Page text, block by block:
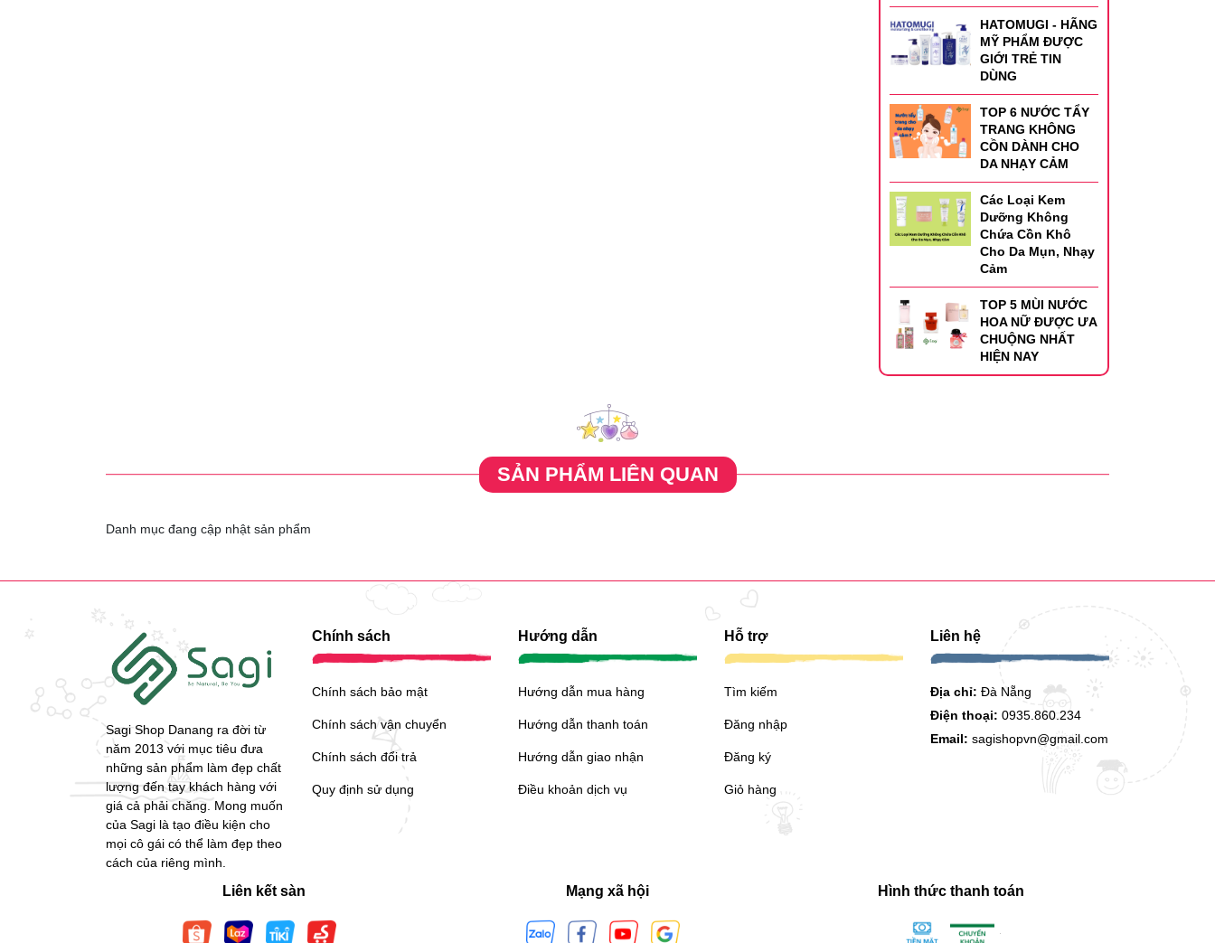
HATOMUGI - HÃNG
MỸ PHẨM ĐƯỢC
GIỚI TRẺ TIN
DÙNG
TOP 6 NƯỚC TẨY
TRANG KHÔNG
CỒN DÀNH CHO
DA NHẠY CẢM
Các Loại Kem
Dưỡng Không
Chứa Cồn Khô
Cho Da Mụn, Nhạy
Cảm
TOP 5 MÙI NƯỚC
HOA NỮ ĐƯỢC ƯA
CHUỘNG NHẤT
HIỆN NAY
SẢN PHẨM LIÊN QUAN
Danh mục đang cập nhật sản phẩm
Sagi Shop Danang ra đời từ
năm 2013 với mục tiêu đưa
những sản phẩm làm đẹp chất
lượng đến tay khách hàng với
giá cả phải chăng. Mong muốn
của Sagi là tạo điều kiện cho
mọi cô gái có thể làm đẹp theo
cách của riêng mình.
Chính sách
Chính sách bảo mật
Chính sách vận chuyển
Chính sách đổi trả
Quy định sử dụng
Hướng dẫn
Hướng dẫn mua hàng
Hướng dẫn thanh toán
Hướng dẫn giao nhận
Điều khoản dịch vụ
Hỗ trợ
Tìm kiếm
Đăng nhập
Đăng ký
Giỏ hàng
Liên hệ
Địa chỉ: Đà Nẵng
Điện thoại: 0935.860.234
Email: sagishopvn@gmail.com
Liên kết sàn Mạng xã hội Hình thức thanh toán